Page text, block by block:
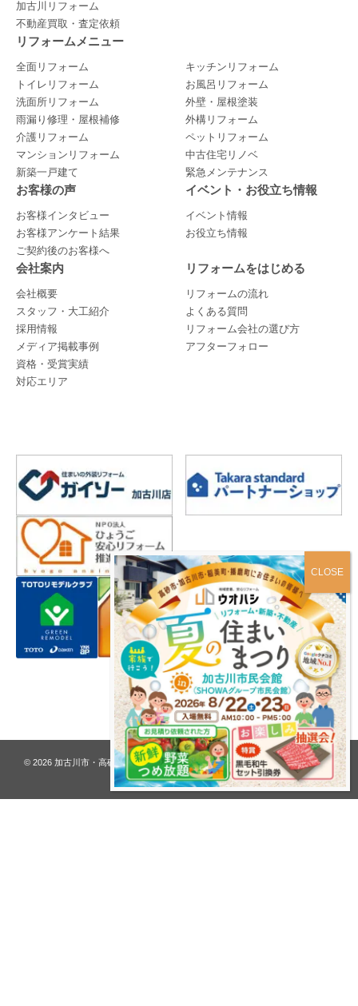
加古川リフォーム
不動産買取・査定依頼
リフォームメニュー
全面リフォーム
キッチンリフォーム
トイレリフォーム
お風呂リフォーム
洗面所リフォーム
外壁・屋根塗装
雨漏り修理・屋根補修
外構リフォーム
介護リフォーム
ペットリフォーム
マンションリフォーム
中古住宅リノベ
新築一戸建て
緊急メンテナンス
お客様の声
お客様インタビュー
お客様アンケート結果
ご契約後のお客様へ
イベント・お役立ち情報
イベント情報
お役立ち情報
会社案内
会社概要
スタッフ・大工紹介
採用情報
メディア掲載事例
資格・受賞実績
対応エリア
リフォームをはじめる
リフォームの流れ
よくある質問
リフォーム会社の選び方
アフターフォロー
プライバシーポリシー
© 2026 加古川市・高砂市 夢リフォーム ウオハシ – 創業128年の老舗. All rights
reserved.